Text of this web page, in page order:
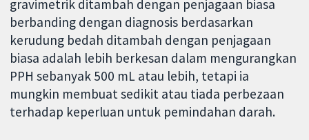
gravimetrik ditambah dengan penjagaan biasa
berbanding dengan diagnosis berdasarkan
kerudung bedah ditambah dengan penjagaan
biasa adalah lebih berkesan dalam mengurangkan
PPH sebanyak 500 mL atau lebih, tetapi ia
mungkin membuat sedikit atau tiada perbezaan
terhadap keperluan untuk pemindahan darah.